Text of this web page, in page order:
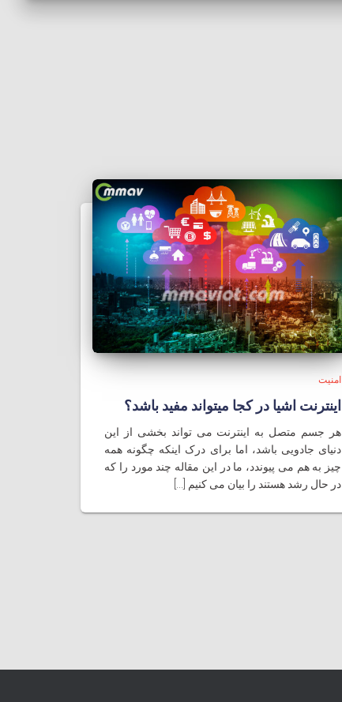
امنیت
اینترنت اشیا در کجا میتواند مفید باشد؟
هر جسم متصل به اینترنت می تواند بخشی از این
دنیای جادویی باشد، اما برای درک اینکه چگونه همه
چیز به هم می پیوندد، ما در این مقاله چند مورد را که
در حال رشد هستند را بیان می کنیم [...]